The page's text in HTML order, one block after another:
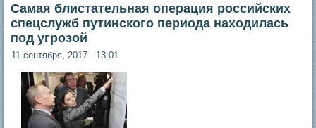
Самая блистательная операция российских
спецслужб путинского периода находилась
под угрозой
11 сентября, 2017 - 13:01